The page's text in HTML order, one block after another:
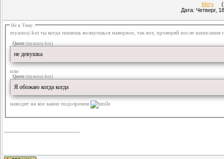
Mery
Дата: Четверг,
Не в Тему:
myasnoj-kot ты когда пишешь волнуешься наверное, так вот, проверяй после написания
Quote (myasnoj-kot)
не девушка
или
Quote (myasnoj-kot)
Я обожаю когда когда
наводят на кое какие подозрения